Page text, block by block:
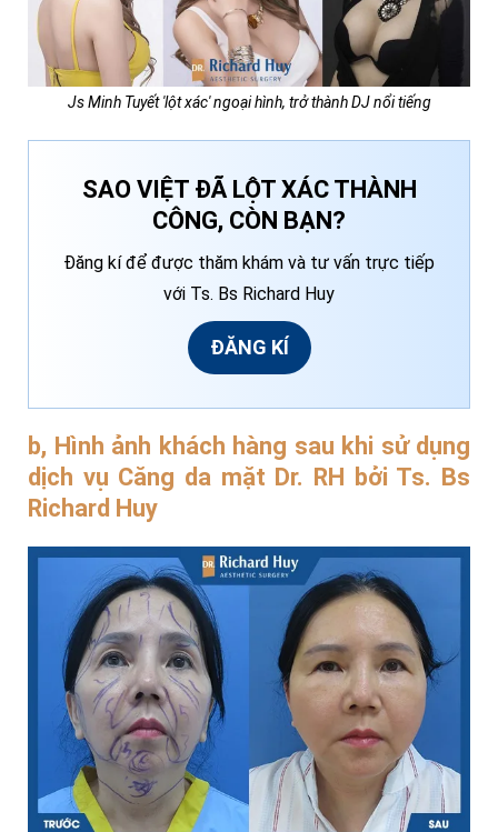
Js Minh Tuyết 'lột xác' ngoại hình, trở thành DJ nổi tiếng
SAO VIỆT ĐÃ LỘT XÁC THÀNH
CÔNG, CÒN BẠN?
Đăng kí để được thăm khám và tư vấn trực tiếp
với Ts. Bs Richard Huy
ĐĂNG KÍ
b, Hình ảnh khách hàng sau khi sử dụng
dịch vụ Căng da mặt Dr. RH bởi Ts. Bs
Richard Huy